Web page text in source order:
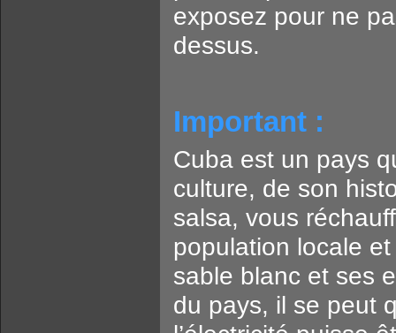
exposez pour ne
dessus.
Important :
Cuba est un pays
culture, de son
salsa, vous
population locale
sable blanc et ses
du pays, il se peut